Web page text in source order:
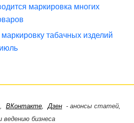
маркировка многих
табачных изделий
, ВКонтакте,Дзен- анонсы статей,
ведению бизнеса